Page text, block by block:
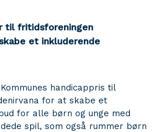
til fritidsforeningen
et inkluderende
handicappris til
for at skabe et
for alle børn og unge med
spil, som også rummer børn